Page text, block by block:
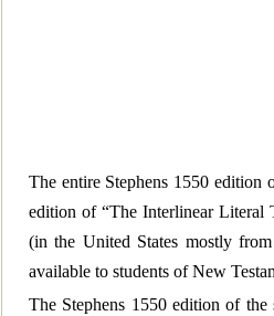
The entire Stephens 1550 edition
edition of “The Interlinear Literal
(in the United States mostly
available to students of New
The Stephens 1550 edition of the